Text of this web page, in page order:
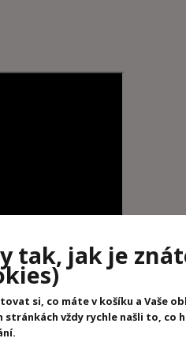
tak, jak je
si, co máte v košíku a Vaše
vždy rychle našli to, co